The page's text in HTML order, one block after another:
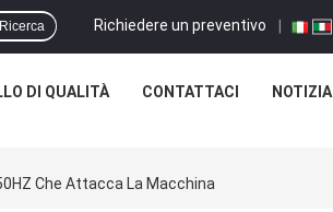
Richiedere un preventivo |
Ricerca
DI QUALITÀ CONTATTACI NOTIZIA
Che Attacca La Macchina